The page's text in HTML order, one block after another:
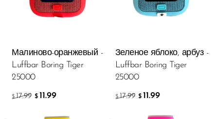
TWIST
VapMod
VIHO
Малиново-оранжевый -
Luffbar Boring Tiger
25000
$ 17.99 $ 11.99
Зеленое яблоко, арбуз -
Luffbar Boring Tiger
25000
$ 17.99 $ 11.99